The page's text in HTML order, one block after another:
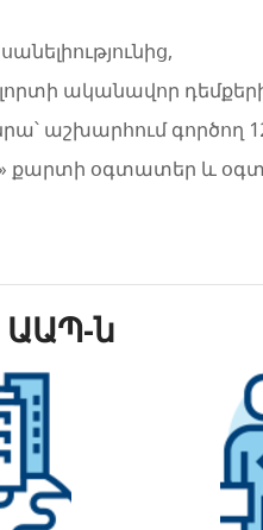
ականավոր
աշխարհում գործող
օգտատեր և
ԱԱՊ-ն